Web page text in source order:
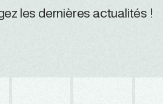
les dernières actualités !